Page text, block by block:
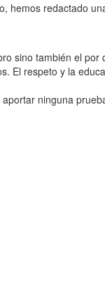
hemos redactado
sino también el por
El respeto y la
ninguna